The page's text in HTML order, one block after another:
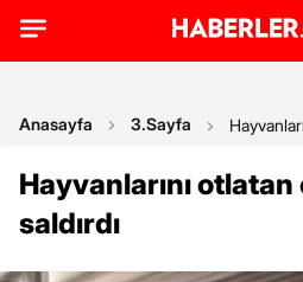
Anasayfa 3.Sayfa
Hayvanlarını otlatan
saldırdı